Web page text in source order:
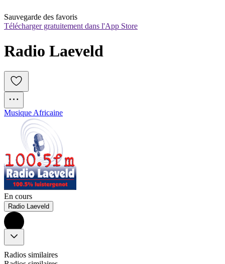
Sauvegarde des favoris
Télécharger gratuitement dans l'App Store
Radio Laeveld
Musique Africaine
En cours
Radio Laeveld
Radios similaires